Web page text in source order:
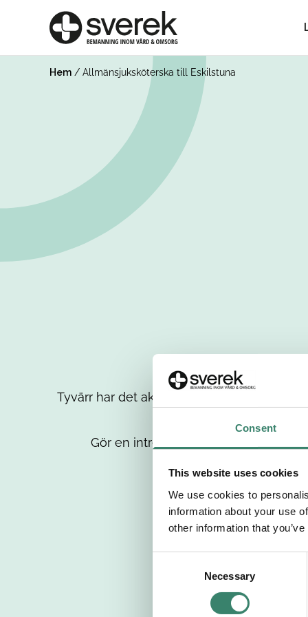
Consent
This website uses cookies
We use cookies to
information about your use
other information that
Necessary
Hem / Allmänsjuksköterska till Eskilstuna
Tyvärr har det aktuella jobbet tagits bort
Gör en intresseanmälan så